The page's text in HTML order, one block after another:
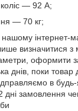
коліс — 92 А;
— 70 кг;
інтернет-
визначитися
оформити
днів, поки
в будь-
дні замовлення